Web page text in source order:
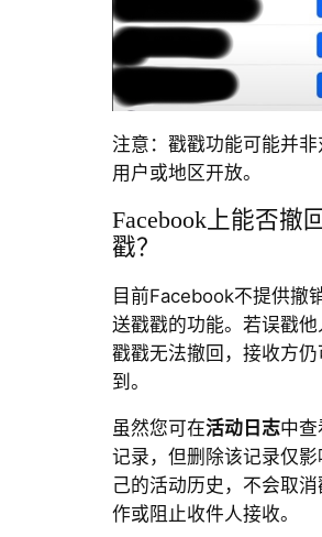
注意：戳戳功能可能并非
用户或地区开放。
Facebook上能否撤
戳？
目前Facebook不提供撤
送戳戳的功能。若误戳他
戳戳无法撤回，接收方仍
到。
虽然您可在活动日志中查
记录，但删除该记录仅影
己的活动历史，不会取消
作或阻止收件人接收。